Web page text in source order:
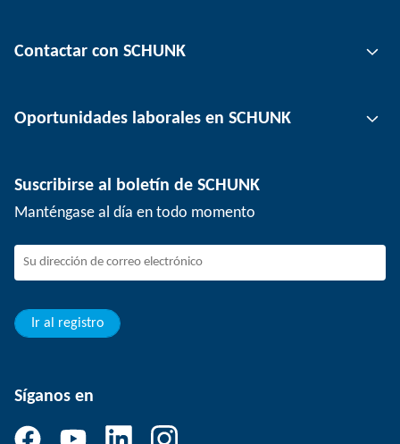
Tecnología de automatización
Tecnología de sujeción de piezas
Contactar con SCHUNK
Ubicaciones
Eventos
SCHUNK - Sistema de canal de denuncias
Oportunidades laborales en SCHUNK
Trabajar en SCHUNK
Jóvenes profesionales
Aprendiz
Suscribirse al boletín de SCHUNK
Manténgase al día en todo momento
Ir al registro
Síganos en